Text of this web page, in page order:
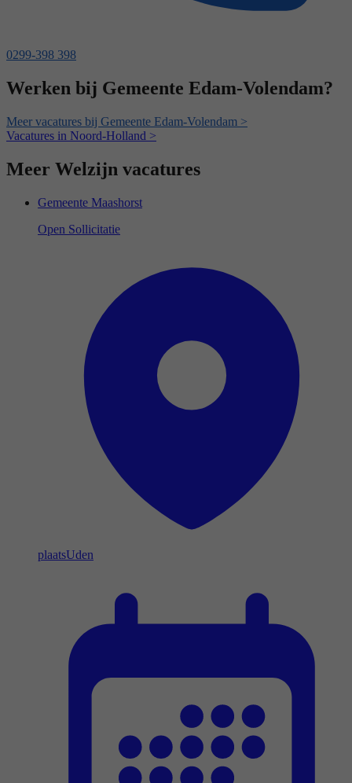
0299-398 398
Werken bij Gemeente Edam-Volendam?
Meer vacatures bij Gemeente Edam-Volendam >
Vacatures in Noord-Holland >
Meer Welzijn vacatures
Gemeente Maashorst
Open Sollicitatie
plaatsUden